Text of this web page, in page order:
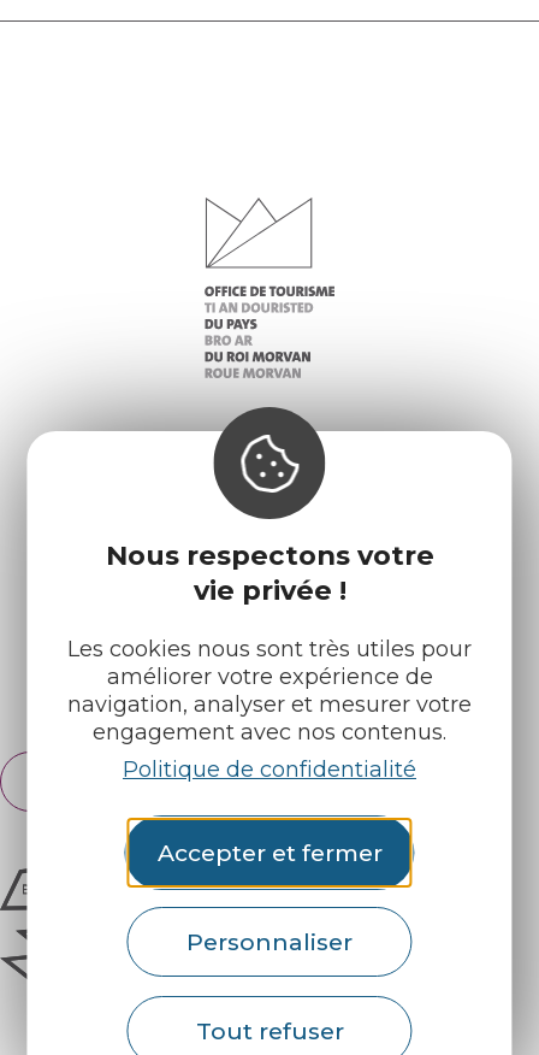
Nous respectons votre
vie privée !
Les cookies nous sont très utiles pour
améliorer votre expérience de
navigation, analyser et mesurer votre
engagement avec nos contenus.
Politique de confidentialité
Accepter et fermer
Personnaliser
Tout refuser
Infos pratiques
Nos accueils
Nos brochures
Météo
Retrouvez-nous sur :
Espace pro Partenaires
Français